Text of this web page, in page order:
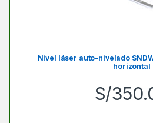
Nivel láser auto-nivelado
horizontal
S/